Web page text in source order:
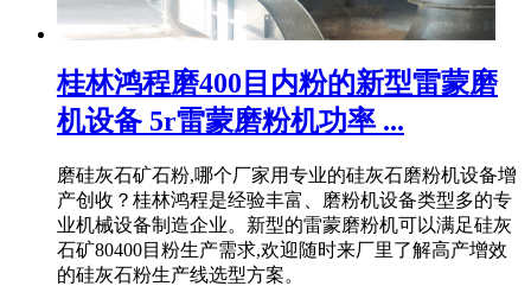
桂林鸿程磨400目内粉的新型雷蒙磨
机设备 5r雷蒙磨粉机功率 ...
磨硅灰石矿石粉,哪个厂家用专业的硅灰石磨粉机设备增
产创收？桂林鸿程是经验丰富、磨粉机设备类型多的专
业机械设备制造企业。新型的雷蒙磨粉机可以满足硅灰
石矿80400目粉生产需求,欢迎随时来厂里了解高产增效
的硅灰石粉生产线选型方案。